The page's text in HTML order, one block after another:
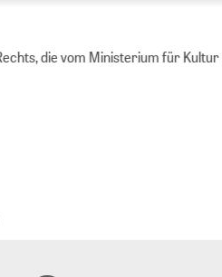
die vom Ministerium für